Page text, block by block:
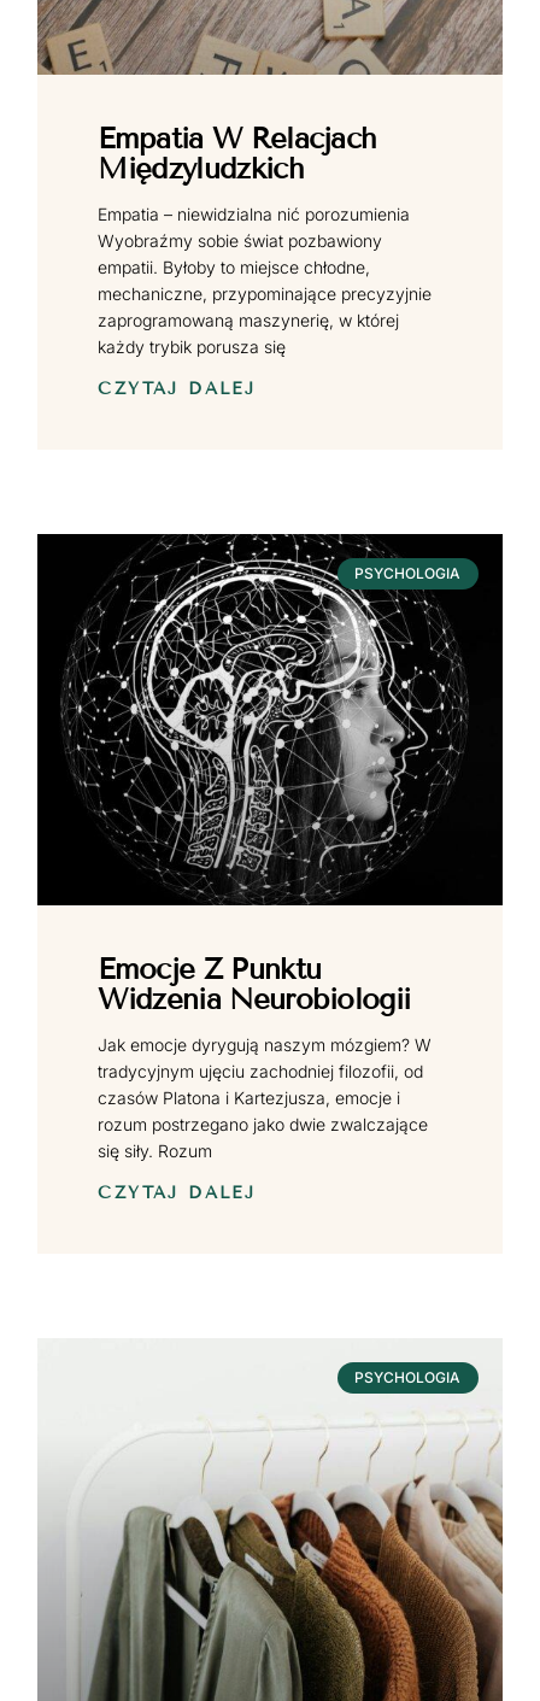
Empatia W Relacjach
Międzyludzkich
Empatia – niewidzialna nić porozumienia
Wyobraźmy sobie świat pozbawiony
empatii. Byłoby to miejsce chłodne,
mechaniczne, przypominające precyzyjnie
zaprogramowaną maszynerię, w której
każdy trybik porusza się
CZYTAJ DALEJ
PSYCHOLOGIA
Emocje Z Punktu
Widzenia Neurobiologii
Jak emocje dyrygują naszym mózgiem? W
tradycyjnym ujęciu zachodniej filozofii, od
czasów Platona i Kartezjusza, emocje i
rozum postrzegano jako dwie zwalczające
się siły. Rozum
CZYTAJ DALEJ
PSYCHOLOGIA